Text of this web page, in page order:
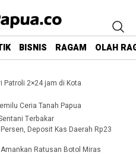
BISNIS RAGAM OLAH
Patroli 2×24 jam di Kota
Ceria Tanah Papua
Terbakar
Deposit Kas Daerah Rp23
Ratusan Botol Miras